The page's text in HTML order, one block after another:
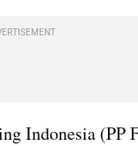
Indonesia